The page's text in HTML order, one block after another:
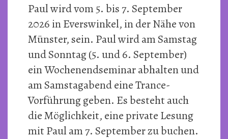
Paul wird vom 5. bis 7. September
2026 in Everswinkel, in der Nähe von
Münster, sein. Paul wird am Samstag
und Sonntag (5. und 6. September)
ein Wochenendseminar abhalten und
am Samstagabend eine Trance-
Vorführung geben. Es besteht auch
die Möglichkeit, eine private Lesung
mit Paul am 7. September zu buchen.